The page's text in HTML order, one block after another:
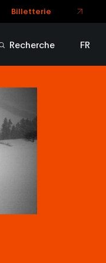
Billetterie
Recherche
FR